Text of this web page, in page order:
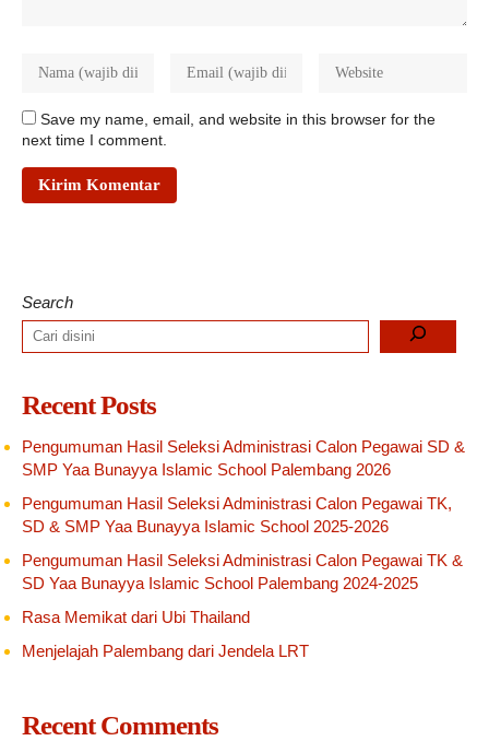
Save my name, email, and website in this browser for the
next time I comment.
Search
Recent Posts
Pengumuman Hasil Seleksi Administrasi Calon Pegawai SD &
SMP Yaa Bunayya Islamic School Palembang 2026
Pengumuman Hasil Seleksi Administrasi Calon Pegawai TK,
SD & SMP Yaa Bunayya Islamic School 2025-2026
Pengumuman Hasil Seleksi Administrasi Calon Pegawai TK &
SD Yaa Bunayya Islamic School Palembang 2024-2025
Rasa Memikat dari Ubi Thailand
Menjelajah Palembang dari Jendela LRT
Recent Comments